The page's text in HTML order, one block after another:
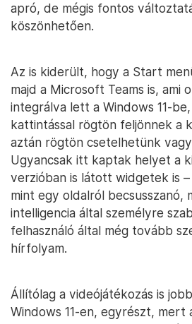
apró, de mégis fontos
köszönhetően.
Az is kiderült, hogy a Start
majd a Microsoft Teams is, ami
integrálva lett a Windows 11-
kattintással rögtön feljönnek a
aztán rögtön csetelhetünk
Ugyancsak itt kaptak helyet a
verzióban is látott widgetek is –
mint egy oldalról becsusszanó,
intelligencia által személyre
felhasználó által még tovább
hírfolyam.
Állítólag a videójátékozás is
Windows 11-en, egyrészt, mert